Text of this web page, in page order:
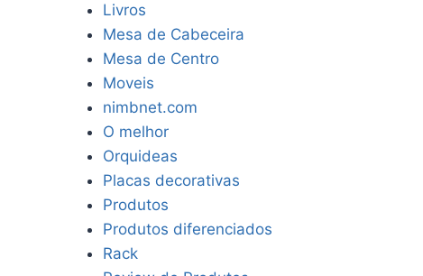
Livros
Mesa de Cabeceira
Mesa de Centro
Moveis
nimbnet.com
O melhor
Orquideas
Placas decorativas
Produtos
Produtos diferenciados
Rack